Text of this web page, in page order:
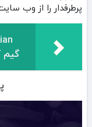
پرطرفدار را از وب
گیم